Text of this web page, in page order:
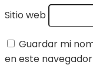
Sitio web
Guardar mi
en este